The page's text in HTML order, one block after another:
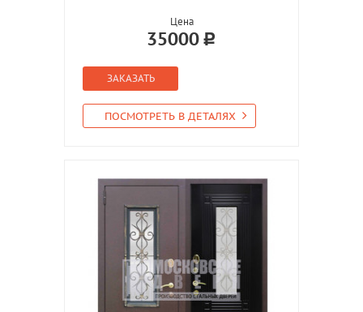
Цена
35000
ЗАКАЗАТЬ
ПОСМОТРЕТЬ В ДЕТАЛЯХ